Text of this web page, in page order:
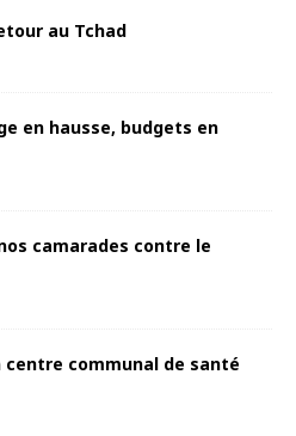
au Tchad
en hausse, budgets en
camarades contre le
communal de santé